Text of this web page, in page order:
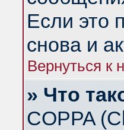
Если это
снова и
Вернуться к
» Что
COPPA